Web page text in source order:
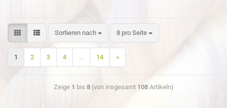
Sortieren nach 8 pro Seite
1 2 3 4 ... 14 »
Zeige 1 bis 8(von insgesamt 108Artikeln)